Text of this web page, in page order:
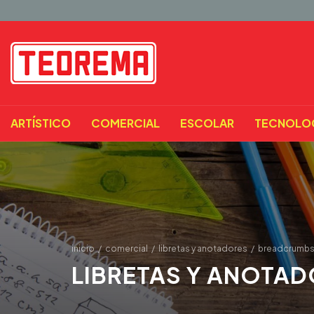
ARTÍSTICO COMERCIAL ESCOLAR
inicio / comercial / libretas y anotadores /
LIBRETAS Y